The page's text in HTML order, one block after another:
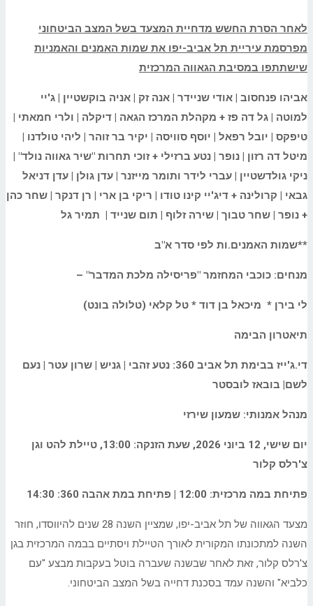
לאחר הסרת החשש מדחיית המצעד בשל המצב הביטחוני
מפרסמת עיריית תל אביב-יפו את שמות האמנים והאמניות
שישתתפו במסיבת הגאווה המרכזית
אביהו פנחסוב | אודי שניידר | אנה זק | אניה בוקשטיין | ג'יי
למוטה | גל דה פז + מקהלת המרכז הגאה | דיקלה | ולרי חמאתי |
טיפקס | יובל רפאל | יוסף סוויסה | יקיר בר זוהר | ליהי טולדנו |
מיטל דה רזון | נופר | נטע ברזילי + זוכי תחרות "שיר גאווה נולד" |
ניקי גולדשטיין | עברי לידר ותומר מייזנר | עדן גולן | עדן דניאל
גבאי | קרולינה + דיג'יי קינו טודו | ריקי בן ארי | רן דנקר | שחר כהן
+ נופר | שחר טבוך | שירה זלוף | תום שנייד | תמיר גל
**שמות האמנים.ות לפי סדר א"ב
מנחים: כוכבי המחזמר "פריסילה מלכת המדבר" –
לי בירן * מיכאל בן דוד * טל קלאי (טלולה בונט)
תיאטרון הבימה
די.ג'ייז בבימת תל אביב 360: נטע זהבי | גניש | שרון עטר | נעם
לשם| בובאז לובסטר
מנהל אמנותי: שמעון שירזי
יום שישי, 12 ביוני 2026, שעת הזנקה: 13:00, טיילת להט וגן
צ'רלס קלור
פתיחת במה מרכזית: 12:00 | פתיחת במת אהבה 360: 14:30
מצעד הגאווה של תל אביב-יפו, שמציין השנה 28 שנים להיווסדו, חוזר
השנה למתכונתו המקורית לאורך הטיילת ויסתיים בבמה המרכזית בגן
צ'רלס קלור, זאת לאחר שבשנה שעברה בוטל בעקבות מבצע "עם
כלביא" והשנה עמד בסכנת דחייה בשל המצב הביטחוני.